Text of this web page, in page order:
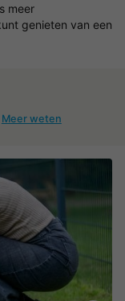
meer
genieten van een
Meer weten